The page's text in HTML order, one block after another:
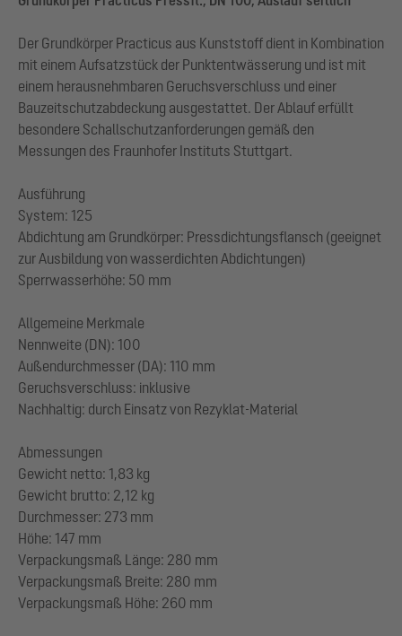
Der Grundkörper Practicus aus Kunststoff dient in Kombination
mit einem Aufsatzstück der Punktentwässerung und ist mit
einem herausnehmbaren Geruchsverschluss und einer
Bauzeitschutzabdeckung ausgestattet. Der Ablauf erfüllt
besondere Schallschutzanforderungen gemäß den
Messungen des Fraunhofer Instituts Stuttgart.
Ausführung
System: 125
Abdichtung am Grundkörper: Pressdichtungsflansch (geeignet
zur Ausbildung von wasserdichten Abdichtungen)
Sperrwasserhöhe: 50 mm
Allgemeine Merkmale
Nennweite (DN): 100
Außendurchmesser (DA): 110 mm
Geruchsverschluss: inklusive
Nachhaltig: durch Einsatz von Rezyklat-Material
Abmessungen
Gewicht netto: 1,83 kg
Gewicht brutto: 2,12 kg
Durchmesser: 273 mm
Höhe: 147 mm
Verpackungsmaß Länge: 280 mm
Verpackungsmaß Breite: 280 mm
Verpackungsmaß Höhe: 260 mm